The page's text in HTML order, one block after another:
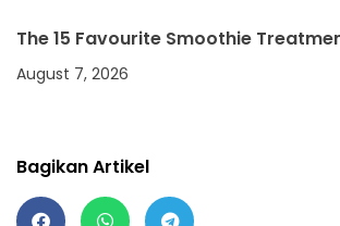
The 15 Favourite Smoothie
August 7, 2026
Bagikan Artikel